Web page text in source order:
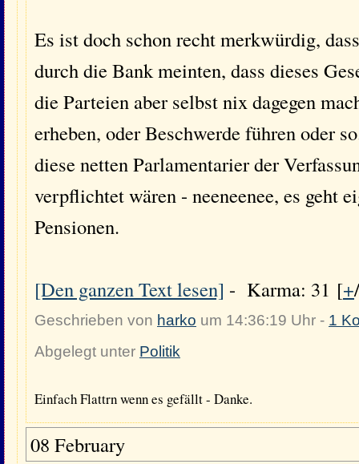
Es ist doch schon recht merkwürdig,
durch die Bank meinten, dass dieses
die Parteien aber selbst nix dagegen
erheben, oder Beschwerde führen oder
diese netten Parlamentarier der
verpflichtet wären - neeneenee, es geht
Pensionen.
[Den ganzen Text lesen] - Karma: 31 [+/
Geschrieben von harko um 14:36:19 Uhr - 1
Abgelegt unter Politik
Einfach Flattrn wenn es gefällt - Danke.
08 February